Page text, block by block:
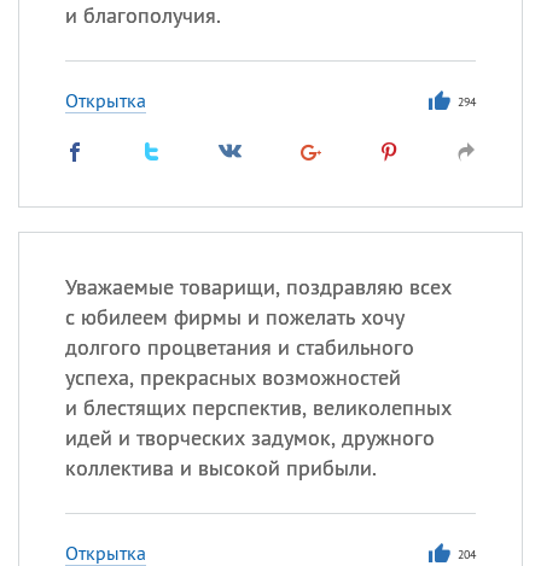
и благополучия.
Открытка 294
Уважаемые товарищи, поздравляю всех
с юбилеем фирмы и пожелать хочу
долгого процветания и стабильного
успеха, прекрасных возможностей
и блестящих перспектив, великолепных
идей и творческих задумок, дружного
коллектива и высокой прибыли.
Открытка 204